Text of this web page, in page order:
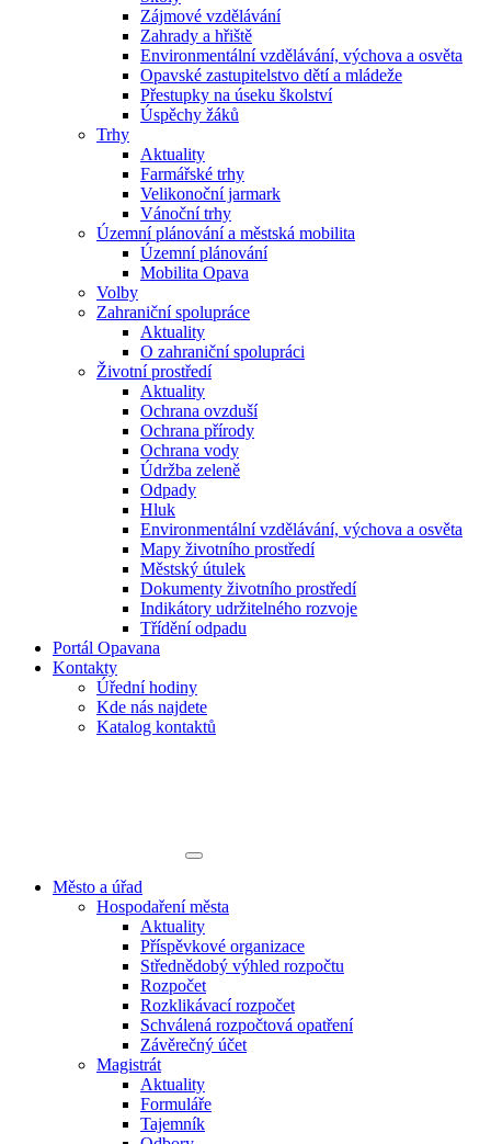
Zájmové vzdělávání
Zahrady a hřiště
Environmentální vzdělávání, výchova a osvěta
Opavské zastupitelstvo dětí a mládeže
Přestupky na úseku školství
Úspěchy žáků
Trhy
Aktuality
Farmářské trhy
Velikonoční jarmark
Vánoční trhy
Územní plánování a městská mobilita
Územní plánování
Mobilita Opava
Volby
Zahraniční spolupráce
Aktuality
O zahraniční spolupráci
Životní prostředí
Aktuality
Ochrana ovzduší
Ochrana přírody
Ochrana vody
Údržba zeleně
Odpady
Hluk
Environmentální vzdělávání, výchova a osvěta
Mapy životního prostředí
Městský útulek
Dokumenty životního prostředí
Indikátory udržitelného rozvoje
Třídění odpadu
Portál Opavana
Kontakty
Úřední hodiny
Kde nás najdete
Katalog kontaktů
Město a úřad
Hospodaření města
Aktuality
Příspěvkové organizace
Střednědobý výhled rozpočtu
Rozpočet
Rozklikávací rozpočet
Schválená rozpočtová opatření
Závěrečný účet
Magistrát
Aktuality
Formuláře
Tajemník